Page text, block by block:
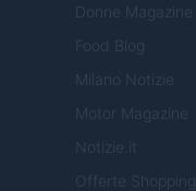
Donne Magazine
Food Blog
Milano Notizie
Motor Magazine
Notizie.it
Offerte Shopping